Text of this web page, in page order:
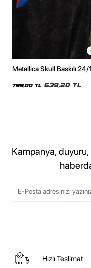
Metallica Skull Baskılı 24/1
Tshirt
799,00 TL 639,20 TL
Kampanya,
Hızlı Teslimat